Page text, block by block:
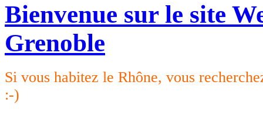
Bienvenue sur le site
Grenoble
Si vous habitez le Rhône, vous
:-)